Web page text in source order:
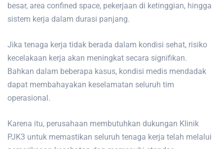
besar, area confined space, pekerjaan di ketinggian, hingga
sistem kerja dalam durasi panjang.
Jika tenaga kerja tidak berada dalam kondisi sehat, risiko
kecelakaan kerja akan meningkat secara signifikan.
Bahkan dalam beberapa kasus, kondisi medis mendadak
dapat membahayakan keselamatan seluruh tim
operasional.
Karena itu, perusahaan membutuhkan dukungan Klinik
PJK3 untuk memastikan seluruh tenaga kerja telah melalui